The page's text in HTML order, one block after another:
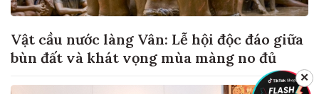
Vật cầu nước làng Vân: Lễ hội độc đáo giữa
bùn đất và khát vọng mùa màng no đủ
✕